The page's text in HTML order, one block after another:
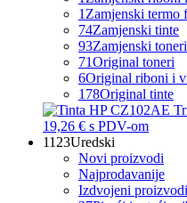
1 Zamjenski termo
74Zamjenski tinte
93Zamjenski toneri
71Original toneri
6Original riboni i
178Original tinte
19,26 € s PDV-om
1123Uredski
Novi proizvodi
Najprodavanije
Izdvojeni proizvodi